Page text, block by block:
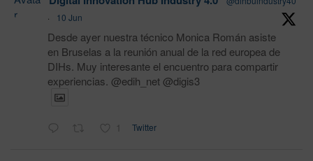
r
·
10 Jun
Desde ayer nuestra técnico Monica Román asiste
en Bruselas a la reunión anual de la red europea de
DIHs. Muy interesante el encuentro para compartir
experiencias. @edih_net @digis3
1 Twitter